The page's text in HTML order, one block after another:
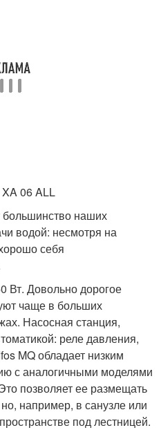
06 ALL
наших
водой: несмотря на
себя
Вт. Довольно дорогое
чаще в больших
Насосная станция,
реле давления,
MQ обладает низким
с аналогичными моделями
позволяет ее размещать
например, в санузле или
под лестницей.